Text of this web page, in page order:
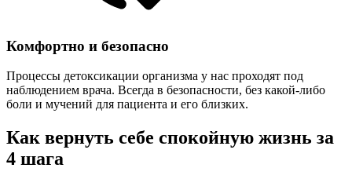
Комфортно и безопасно
Процессы детоксикации организма у нас проходят под
наблюдением врача. Всегда в безопасности, без какой-либо
боли и мучений для пациента и его близких.
Как вернуть себе спокойную жизнь за
4 шага